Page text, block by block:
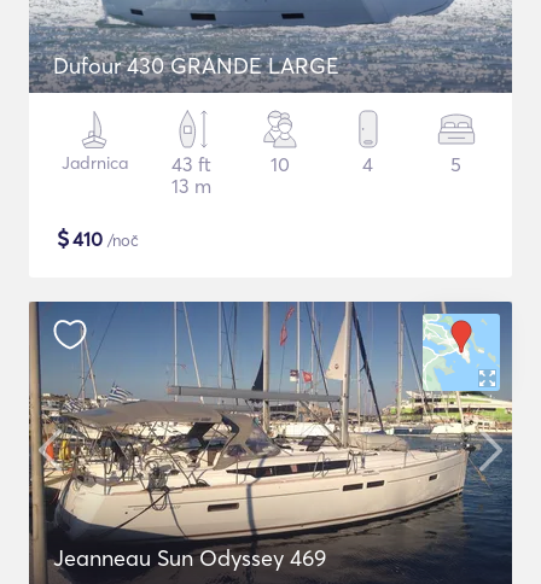
Dufour 430 GRANDE LARGE
Jadrnica
43 ft
13 m
10 4 5
$410 /noč
Jeanneau Sun Odyssey 469